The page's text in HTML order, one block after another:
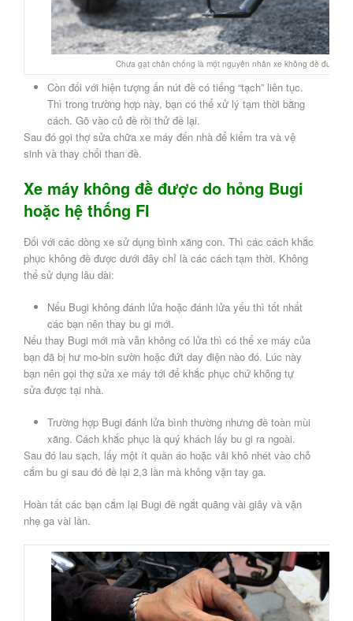
Chưa gạt chân chống là một nguyên nhân xe không đề được
Còn đối với hiện tượng ấn nút đề có tiếng “tạch” liên tục.
Thì trong trường hợp này, bạn có thể xử lý tạm thời bằng
cách. Gõ vào củ đề rồi thử đề lại.
Sau đó gọi thợ sửa chữa xe máy đến nhà để kiểm tra và vệ
sinh và thay chổi than đề.
Xe máy không đề được do hỏng Bugi
hoặc hệ thống FI
Đối với các dòng xe sử dụng bình xăng con. Thì các cách khắc
phục không đề được dưới đây chỉ là các cách tạm thời. Không
thể sử dụng lâu dài:
Nếu Bugi không đánh lửa hoặc đánh lửa yếu thì tốt nhất
các bạn nên thay bu gi mới.
Nếu thay Bugi mới mà vẫn không có lửa thì có thể xe máy của
bạn đã bị hư mo-bin sườn hoặc đứt day điện nào đó. Lúc này
bạn nên gọi thợ sửa xe máy tới để khắc phục chứ không tự
sửa được tại nhà.
Trường hợp Bugi đánh lửa bình thường nhưng đề toàn mùi
xăng. Cách khắc phục là quý khách lấy bu gi ra ngoài.
Sau đó lau sạch, lấy một ít quần áo hoặc vải khô nhét vào chỗ
cắm bu gi sau đó đề lại 2,3 lần mà không vặn tay ga.
Hoàn tất các bạn cắm lại Bugi đề ngắt quãng vài giây và vặn
nhẹ ga vài lần.